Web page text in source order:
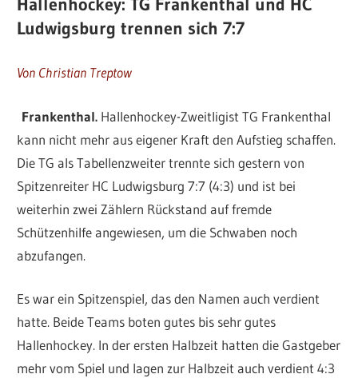
Ludwigsburg trennen sich 7:7
Von Christian Treptow
Frankenthal. Hallenhockey-Zweitligist TG Frankenthal
kann nicht mehr aus eigener Kraft den Aufstieg schaffen.
Die TG als Tabellenzweiter trennte sich gestern von
Spitzenreiter HC Ludwigsburg 7:7 (4:3) und ist bei
weiterhin zwei Zählern Rückstand auf fremde
Schützenhilfe angewiesen, um die Schwaben noch
abzufangen.
Es war ein Spitzenspiel, das den Namen auch verdient
hatte. Beide Teams boten gutes bis sehr gutes
Hallenhockey. In der ersten Halbzeit hatten die Gastgeber
mehr vom Spiel und lagen zur Halbzeit auch verdient 4:3